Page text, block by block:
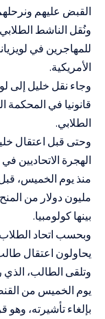
القبض عليهم
ونُقل الناشط
للمهاجرين في
الأمريكية.
وجاء نقل خليل إلى
قانونيا في المحكمة
الطلابي.
وحتى قبل اعتقال
الهجرة الاتحاديين
منذ يوم الخميس،
مليون دولار من
بينها كولومبيا.
وبحسب اتحاد الطلاب
يحاولون اعتقال
وتلقى الطالب،
يوم الخميس من
بإلغاء تأشيرته، وهو